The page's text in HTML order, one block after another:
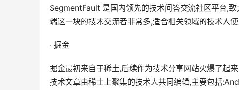
SegmentFault 是国内领先的技术问答交流社区平台,
端这一块的技术交流者非常多,适合相关领域的技术人使
· 掘金
掘金最初来自于稀土,后续作为技术分享网站火爆了起
技术文章由稀土上聚集的技术人共同编辑,主要包括